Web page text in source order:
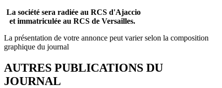
La société sera radiée au RCS d'Ajaccio
et immatriculée au RCS de Versailles.
La présentation de votre annonce peut varier selon la composition
graphique du journal
AUTRES PUBLICATIONS DU
JOURNAL